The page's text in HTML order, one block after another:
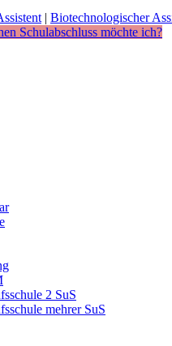
| Biotechnologischer
Schulabschluss möchte ich?
2 SuS
mehrer SuS